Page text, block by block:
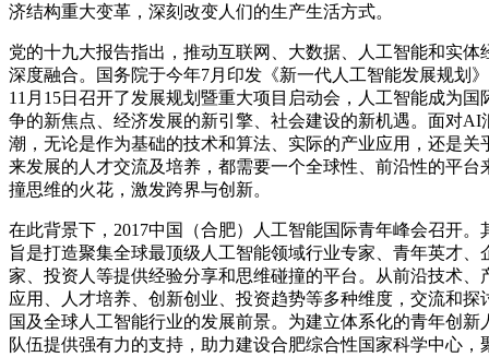
济结构重大变革，深刻改变人们的生产生活方式。
党的十九大报告指出，推动互联网、大数据、人工智能和实体
深度融合。国务院于今年7月印发《新一代人工智能发展规划
11月15日召开了发展规划暨重大项目启动会，人工智能成为国
争的新焦点、经济发展的新引擎、社会建设的新机遇。面对AI
潮，无论是作为基础的技术和算法、实际的产业应用，还是关
来发展的人才交流及培养，都需要一个全球性、前沿性的平台
撞思维的火花，激发跨界与创新。
在此背景下，2017中国（合肥）人工智能国际青年峰会召开。
旨是打造聚集全球最顶级人工智能领域行业专家、青年英才、
家、投资人等提供经验分享和思维碰撞的平台。从前沿技术、
应用、人才培养、创新创业、投资趋势等多种维度，交流和探
国及全球人工智能行业的发展前景。为建立体系化的青年创新
队伍提供强有力的支持，助力建设合肥综合性国家科学中心，